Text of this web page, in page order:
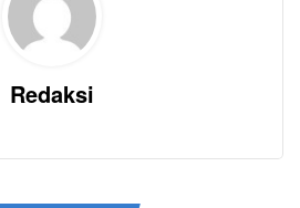
Redaksi